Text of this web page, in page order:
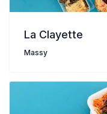
La Clayette
Massy